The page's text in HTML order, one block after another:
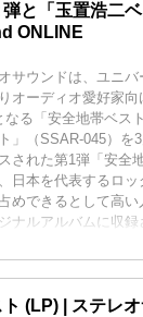
と「玉置浩二
ONLINE
サウンドは、ユニ
オーディオ愛好家
なる「安全地帯ベス
」（SSAR-045）
された第1弾「安全
日本を代表するロ
めできるとして高い
ナルアルバムに収録
(LP) | ステレ